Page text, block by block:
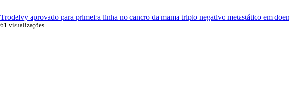
Trodelvy aprovado para primeira linha no cancro da mama triplo negativo metastático em
61 visualizações